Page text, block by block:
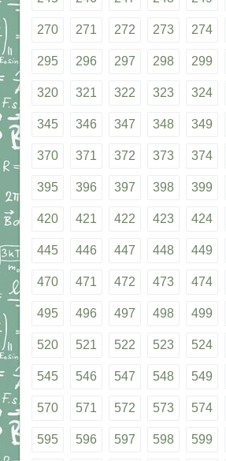
270 271 272 273 274
295 296 297 298 299
320 321 322 323 324
345 346 347 348 349
370 371 372 373 374
395 396 397 398 399
420 421 422 423 424
445 446 447 448 449
470 471 472 473 474
495 496 497 498 499
520 521 522 523 524
545 546 547 548 549
570 571 572 573 574
595 596 597 598 599